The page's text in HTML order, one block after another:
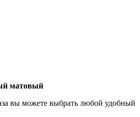
матовый
вы можете выбрать любой удобный